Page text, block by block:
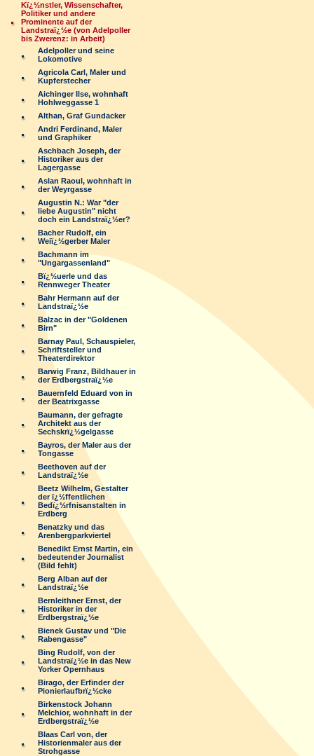
Kï¿½nstler, Wissenschafter,
Politiker und andere
Prominente auf der
Landstraï¿½e (von Adelpoller
bis Zwerenz: in Arbeit)
Adelpoller und seine
Lokomotive
Agricola Carl, Maler und
Kupferstecher
Aichinger Ilse, wohnhaft
Hohlweggasse 1
Althan, Graf Gundacker
Andri Ferdinand, Maler
und Graphiker
Aschbach Joseph, der
Historiker aus der
Lagergasse
Aslan Raoul, wohnhaft in
der Weyrgasse
Augustin N.: War "der
liebe Augustin" nicht
doch ein Landstraï¿½er?
Bacher Rudolf, ein
Weiï¿½gerber Maler
Bachmann im
"Ungargassenland"
Bï¿½uerle und das
Rennweger Theater
Bahr Hermann auf der
Landstraï¿½e
Balzac in der "Goldenen
Birn"
Barnay Paul, Schauspieler,
Schriftsteller und
Theaterdirektor
Barwig Franz, Bildhauer in
der Erdbergstraï¿½e
Bauernfeld Eduard von in
der Beatrixgasse
Baumann, der gefragte
Architekt aus der
Sechskrï¿½gelgasse
Bayros, der Maler aus der
Tongasse
Beethoven auf der
Landstraï¿½e
Beetz Wilhelm, Gestalter
der ï¿½ffentlichen
Bedï¿½rfnisanstalten in
Erdberg
Benatzky und das
Arenbergparkviertel
Benedikt Ernst Martin, ein
bedeutender Journalist
(Bild fehlt)
Berg Alban auf der
Landstraï¿½e
Bernleithner Ernst, der
Historiker in der
Erdbergstraï¿½e
Bienek Gustav und "Die
Rabengasse"
Bing Rudolf, von der
Landstraï¿½e in das New
Yorker Opernhaus
Birago, der Erfinder der
Pionierlaufbrï¿½cke
Birkenstock Johann
Melchior, wohnhaft in der
Erdbergstraï¿½e
Blaas Carl von, der
Historienmaler aus der
Strohgasse